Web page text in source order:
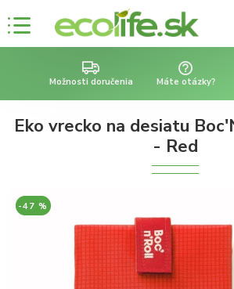
Možnosti doručenia Máte otázky?
Eko vrecko na desiatu
- Red
-47 %